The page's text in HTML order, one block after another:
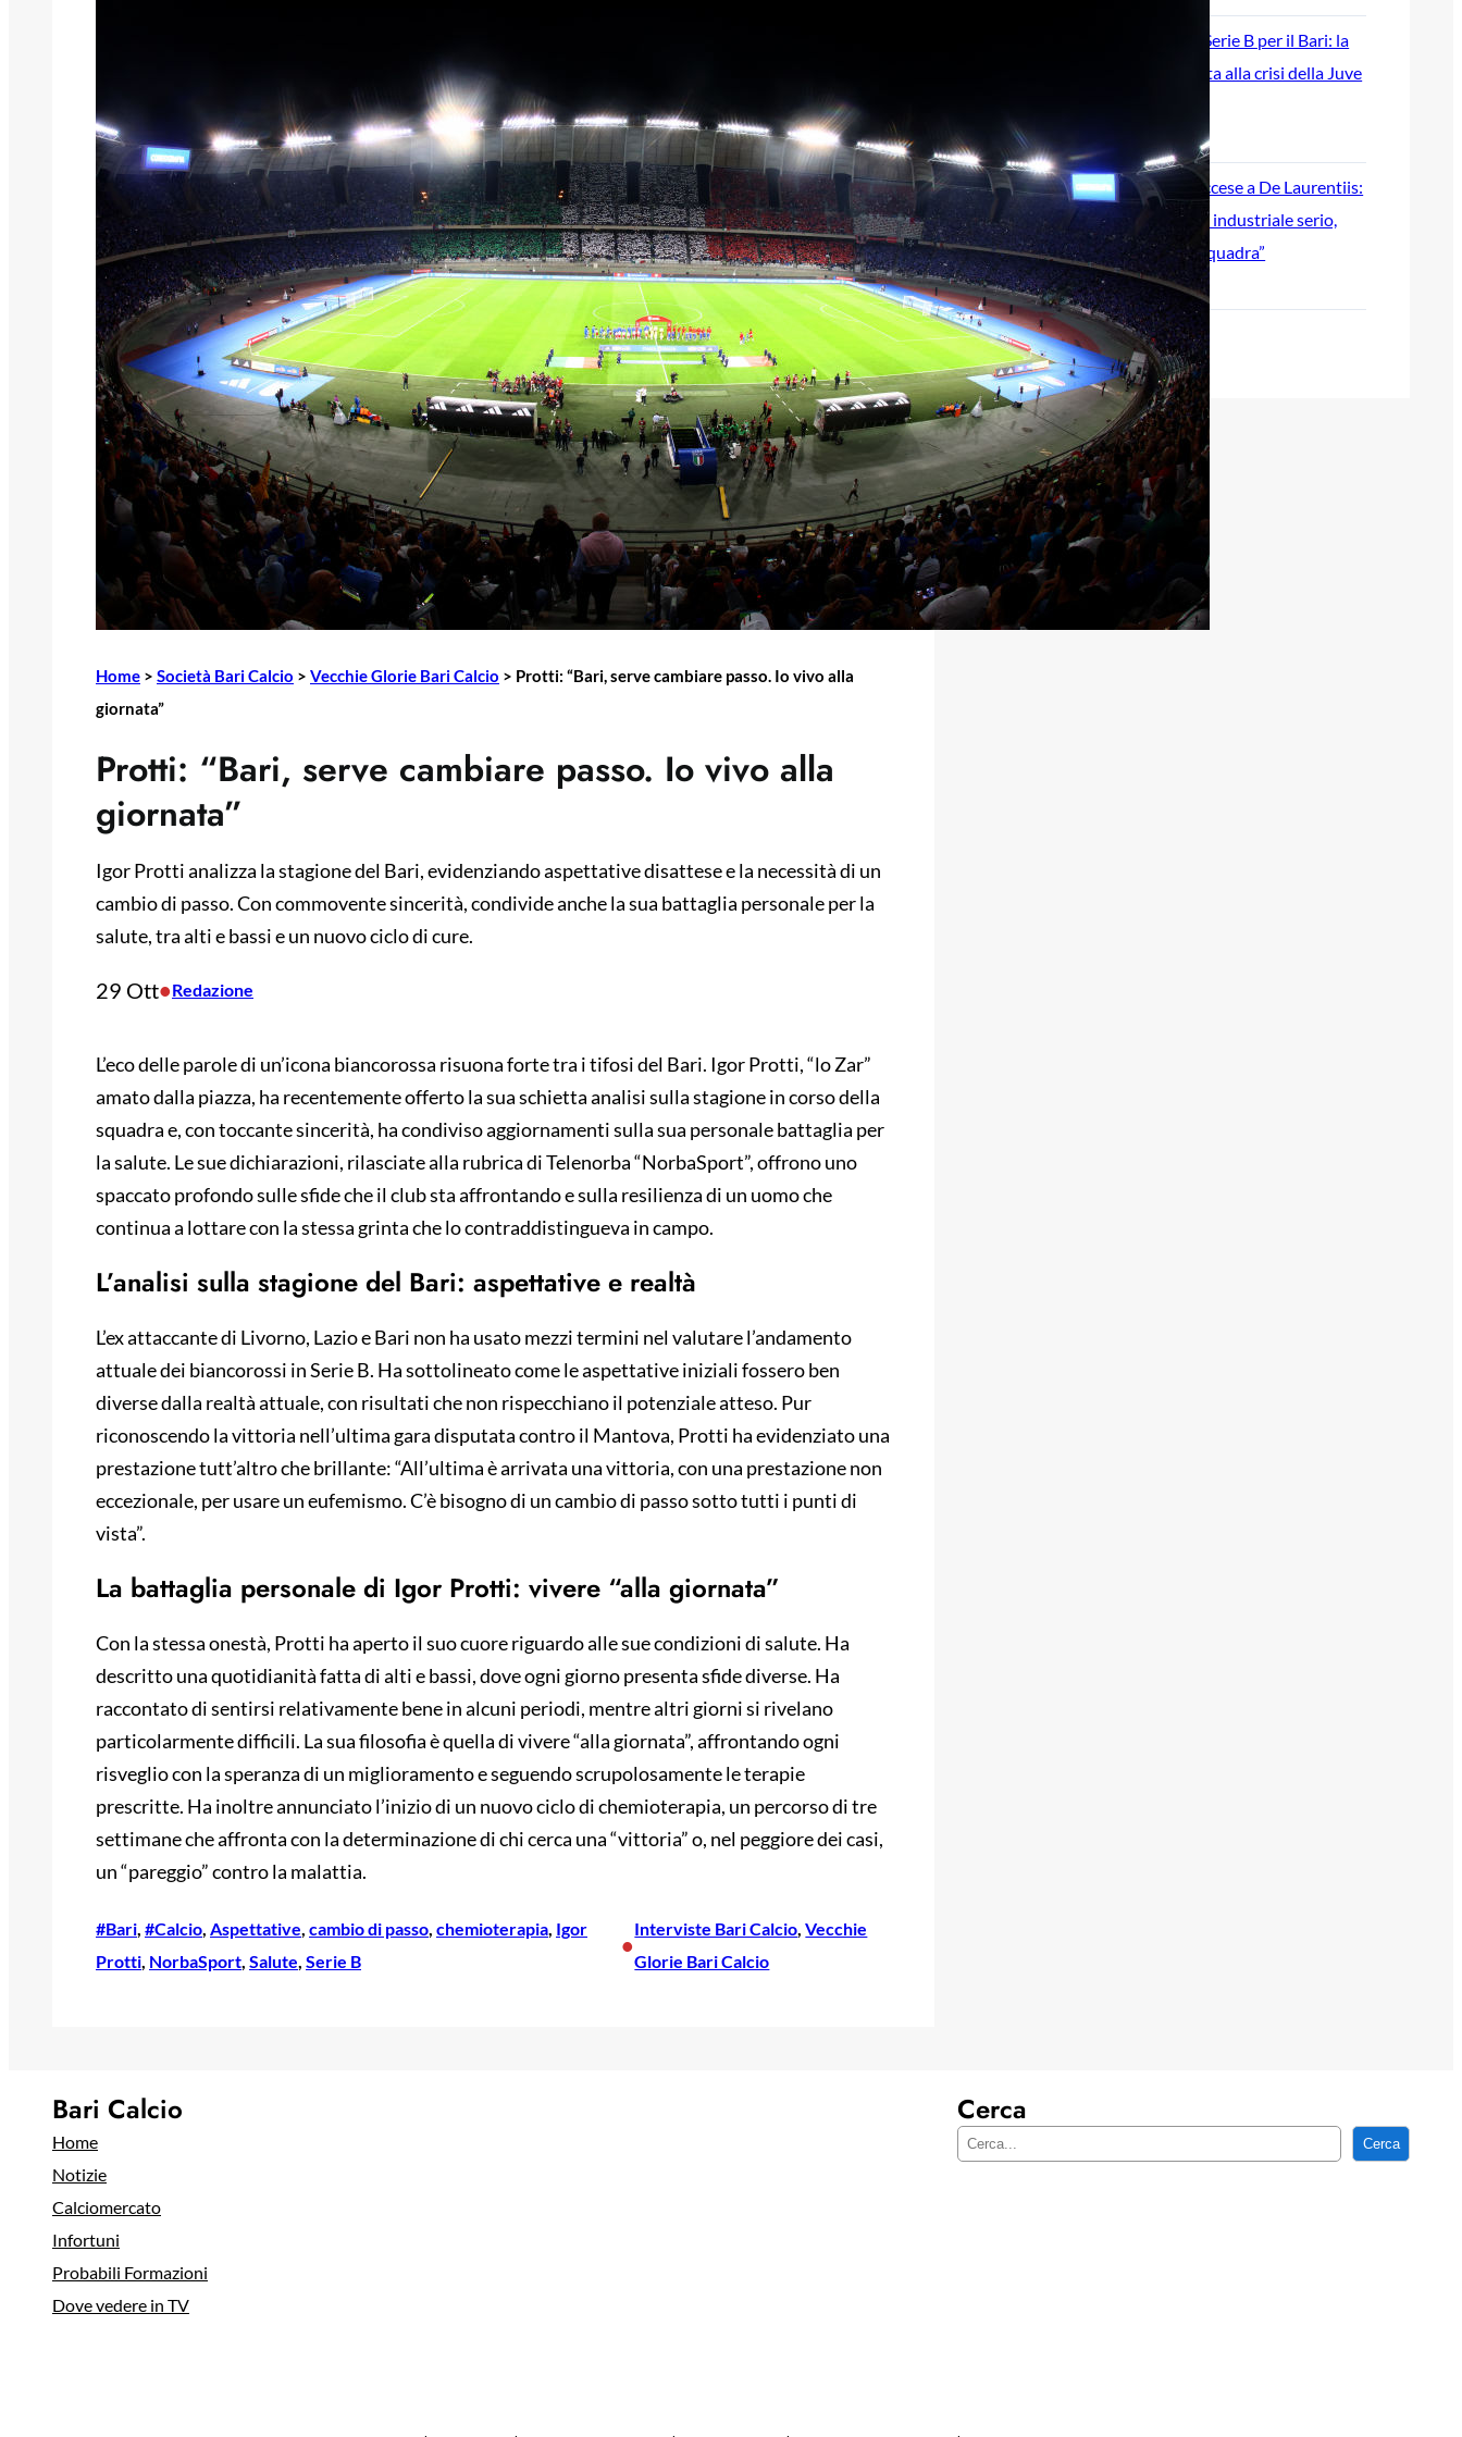
Home > Società Bari Calcio > Vecchie Glorie Bari Calcio > Protti: “Bari, serve cambiare passo. Io vivo alla
giornata”
Protti: “Bari, serve cambiare passo. Io vivo alla
giornata”
Igor Protti analizza la stagione del Bari, evidenziando aspettative disattese e la necessità di un
cambio di passo. Con commovente sincerità, condivide anche la sua battaglia personale per la
salute, tra alti e bassi e un nuovo ciclo di cure.
29 Ott•Redazione
L’eco delle parole di un’icona biancorossa risuona forte tra i tifosi del Bari. Igor Protti, “lo Zar”
amato dalla piazza, ha recentemente offerto la sua schietta analisi sulla stagione in corso della
squadra e, con toccante sincerità, ha condiviso aggiornamenti sulla sua personale battaglia per
la salute. Le sue dichiarazioni, rilasciate alla rubrica di Telenorba “NorbaSport”, offrono uno
spaccato profondo sulle sfide che il club sta affrontando e sulla resilienza di un uomo che
continua a lottare con la stessa grinta che lo contraddistingueva in campo.
L’analisi sulla stagione del Bari: aspettative e realtà
L’ex attaccante di Livorno, Lazio e Bari non ha usato mezzi termini nel valutare l’andamento
attuale dei biancorossi in Serie B. Ha sottolineato come le aspettative iniziali fossero ben
diverse dalla realtà attuale, con risultati che non rispecchiano il potenziale atteso. Pur
riconoscendo la vittoria nell’ultima gara disputata contro il Mantova, Protti ha evidenziato una
prestazione tutt’altro che brillante: “All’ultima è arrivata una vittoria, con una prestazione non
eccezionale, per usare un eufemismo. C’è bisogno di un cambio di passo sotto tutti i punti di
vista”.
La battaglia personale di Igor Protti: vivere “alla giornata”
Con la stessa onestà, Protti ha aperto il suo cuore riguardo alle sue condizioni di salute. Ha
descritto una quotidianità fatta di alti e bassi, dove ogni giorno presenta sfide diverse. Ha
raccontato di sentirsi relativamente bene in alcuni periodi, mentre altri giorni si rivelano
particolarmente difficili. La sua filosofia è quella di vivere “alla giornata”, affrontando ogni
risveglio con la speranza di un miglioramento e seguendo scrupolosamente le terapie
prescritte. Ha inoltre annunciato l’inizio di un nuovo ciclo di chemioterapia, un percorso di tre
settimane che affronta con la determinazione di chi cerca una “vittoria” o, nel peggiore dei casi,
un “pareggio” contro la malattia.
#Bari, #Calcio, Aspettative, cambio di passo, chemioterapia, Igor
Protti, NorbaSport, Salute, Serie B
•
Interviste Bari Calcio, Vecchie
Glorie Bari Calcio
Ripescaggio in Serie B per il Bari: la
speranza è legata alla crisi della Juve
28 Maggio 2026
Futuro Bari, Leccese a De Laurentiis:
“Serve un piano industriale serio,
non siamo una seconda squadra”
27 Maggio 2026
Bari Calcio
Home
Notizie
Calciomercato
Infortuni
Probabili Formazioni
Dove vedere in TV
Cerca
C
Cerca